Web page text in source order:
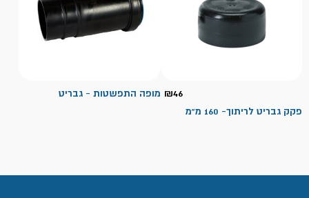
₪46
פקק גבריט לריתוך- 160 מ"מ
מופה התפשטות - גבריט